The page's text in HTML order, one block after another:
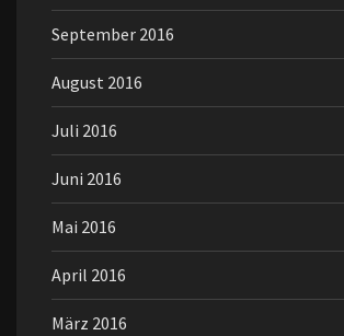
September 2016
August 2016
Juli 2016
Juni 2016
Mai 2016
April 2016
März 2016